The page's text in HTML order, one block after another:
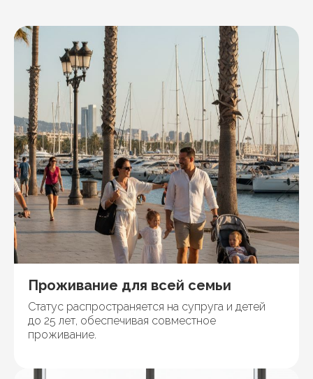
Проживание для всей семьи
Статус распространяется на супруга и детей
до 25 лет, обеспечивая совместное
проживание.